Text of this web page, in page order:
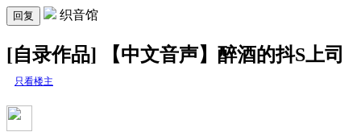
回复 织音馆
[自录作品] 【中文音声】醉酒的抖S上司
只看楼主